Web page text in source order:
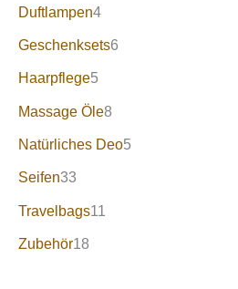
Duftlampen4
Geschenksets6
Haarpflege5
Massage Öle8
Natürliches Deo5
Seifen33
Travelbags11
Zubehör18